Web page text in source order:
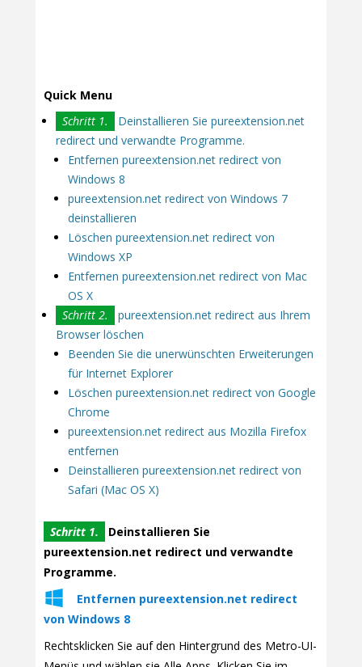
Quick Menu
Schritt 1.
Deinstallieren Sie pureextension.net
redirect und verwandte Programme.
Entfernen pureextension.net redirect von
Windows 8
pureextension.net redirect von Windows 7
deinstallieren
Löschen pureextension.net redirect von
Windows XP
Entfernen pureextension.net redirect von Mac
OS X
Schritt 2.
pureextension.net redirect aus Ihrem
Browser löschen
Beenden Sie die unerwünschten Erweiterungen
für Internet Explorer
Löschen pureextension.net redirect von Google
Chrome
pureextension.net redirect aus Mozilla Firefox
entfernen
Deinstallieren pureextension.net redirect von
Safari (Mac OS X)
Schritt 1.
Deinstallieren Sie
pureextension.net redirect und verwandte
Programme.
Entfernen pureextension.net redirect
von Windows 8
Rechtsklicken Sie auf den Hintergrund des Metro-UI-